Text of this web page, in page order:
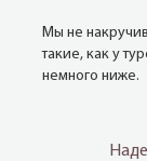
Мы не
такие, как у
немного ниже.